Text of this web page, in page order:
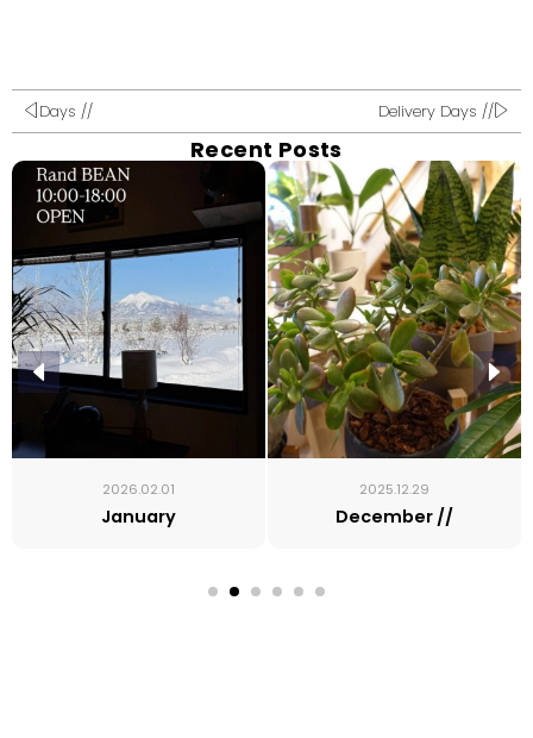
Days // Delivery Days //
Recent Posts
2026.02.01
January
2025.12.29
December //